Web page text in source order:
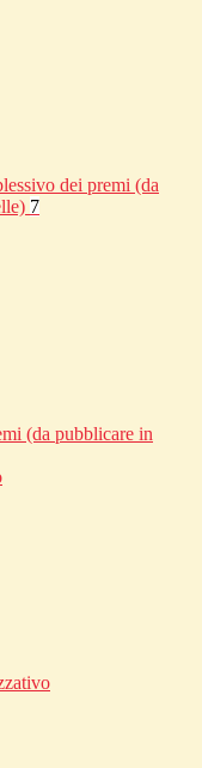
dei premi (da
7
(da pubblicare in